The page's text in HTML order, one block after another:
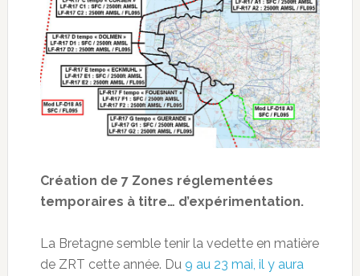
Création de 7 Zones réglementées
temporaires à titre… d’expérimentation.
La Bretagne semble tenir la vedette en matière
de ZRT cette année. Du 9 au 23 mai, il y aura